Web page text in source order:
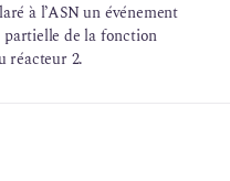
à l’ASN un événement
de la fonction
réacteur 2.